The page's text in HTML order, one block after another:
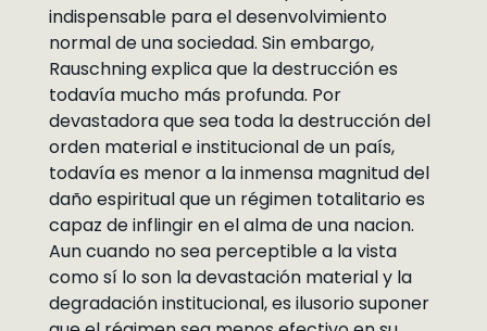
indispensable para el desenvolvimiento
normal de una sociedad. Sin embargo,
Rauschning explica que la destrucción es
todavía mucho más profunda. Por
devastadora que sea toda la destrucción del
orden material e institucional de un país,
todavía es menor a la inmensa magnitud del
daño espiritual que un régimen totalitario es
capaz de inflingir en el alma de una nacion.
Aun cuando no sea perceptible a la vista
como sí lo son la devastación material y la
degradación institucional, es ilusorio suponer